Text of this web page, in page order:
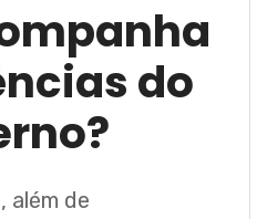
do
além de